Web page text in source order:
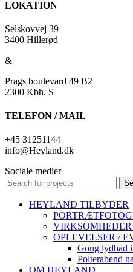
LOKATION
Selskovvej 39
3400 Hillerød
&
Prags boulevard 49 B2
2300 Kbh. S
TELEFON / MAIL
+45 31251144
info@Heyland.dk
Sociale medier
HEYLAND TILBYDER
OPLEVELSER /
Gong lydbad
Polterabend